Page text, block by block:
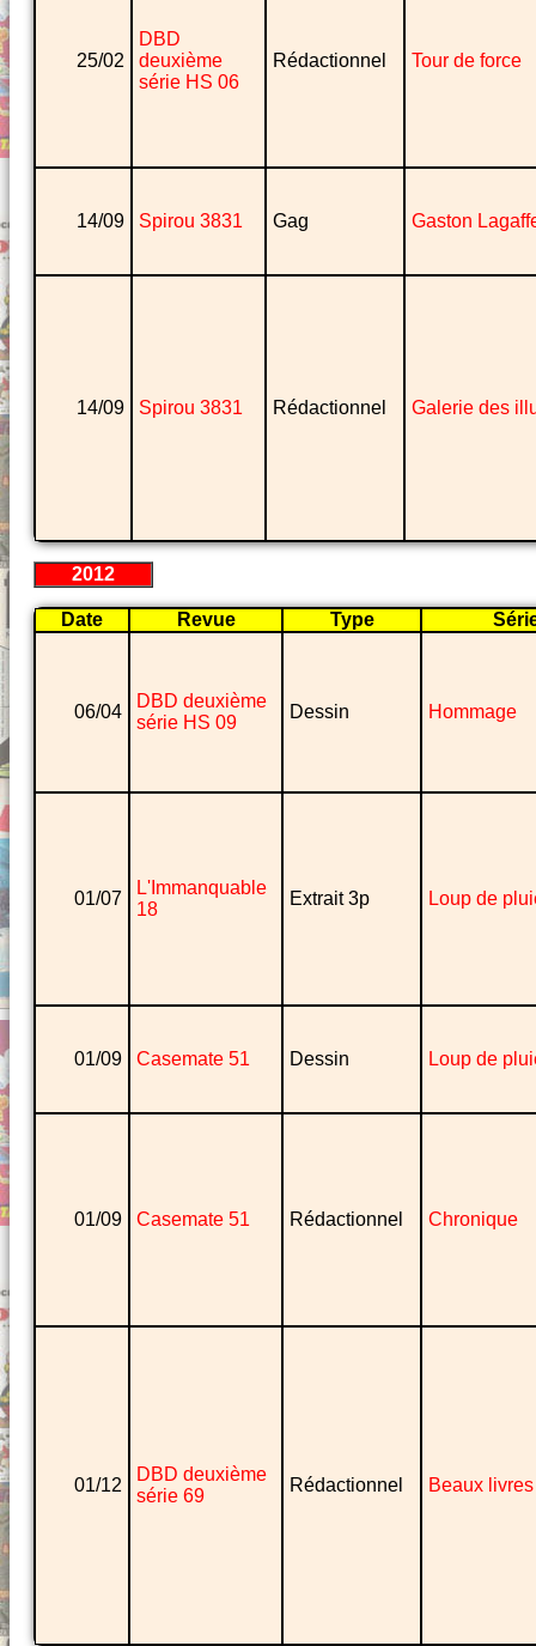
25/02
DBD
deuxième
série HS 06
Rédactionnel Tour de force
14/09 Spirou 3831 Gag Gaston
14/09 Spirou 3831 Rédactionnel Galerie des
2012
Date Revue Type
06/04
DBD deuxième
série HS 09
Dessin Hommage
01/07
L'Immanquable
18
Extrait 3p Loup de
01/09 Casemate 51 Dessin Loup de
01/09 Casemate 51 Rédactionnel Chronique
01/12
DBD deuxième
série 69
Rédactionnel Beaux livres